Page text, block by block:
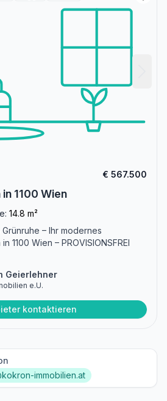
€ 567.500
1100 Wien
14.8 m²
– Ihr modernes
1100 Wien – PROVISIONSFREI
Geierlehner
e.U.
kontaktieren
immobilien.at